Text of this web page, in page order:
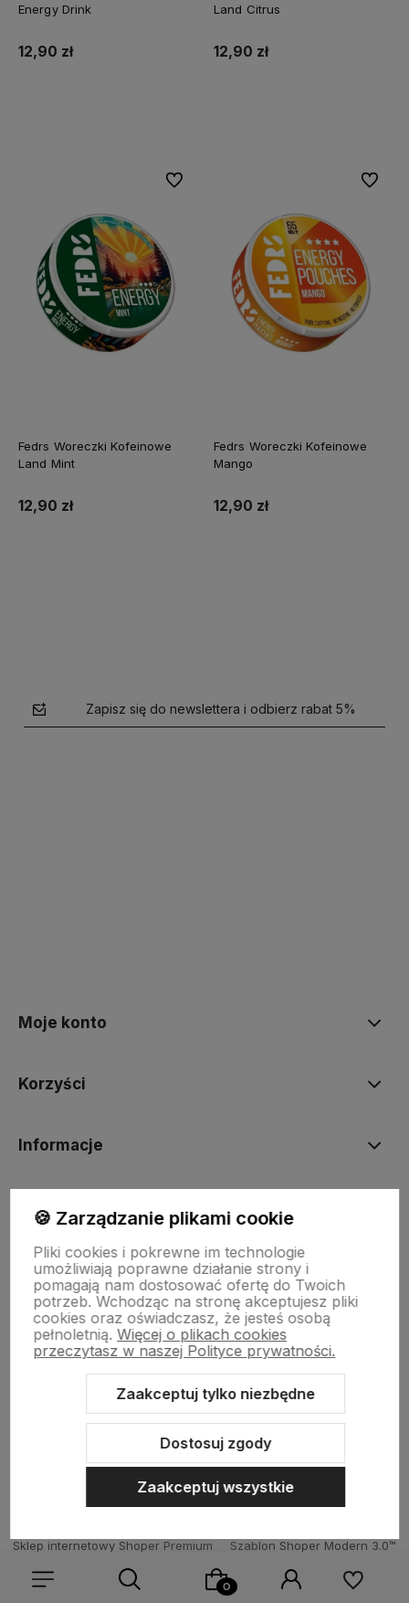
Energy Drink
12,90 zł
Land Citrus
12,90 zł
Fedrs Woreczki Kofeinowe
Land Mint
12,90 zł
Do ulubionych
Fedrs Woreczki Kofeinowe
Mango
12,90 zł
Do
Zapisz się do newslettera i odbierz rabat 5%
Moje konto
Korzyści
Informacje
BORN2VAPE.PL
Born To Vape|| Różana 2, 21-025 Niemce woj. lubelskie
NIP: 7141861133 || E:kontakt@born2vape.plT:665 744 477
by szoperski.pl
Sklep internetowy Shoper Premium
Szablon Shoper Modern 3.0™
🍪 Zarządzanie plikami cookie
Pliki cookies i pokrewne im technologie
umożliwiają poprawne działanie strony i
pomagają nam dostosować ofertę do Twoich
potrzeb. Wchodząc na stronę akceptujesz pliki
cookies oraz oświadczasz, że jesteś osobą
pełnoletnią. Więcej o plikach cookies
przeczytasz w naszej Polityce prywatności.
Zaakceptuj tylko niezbędne
Dostosuj zgody
Zaakceptuj wszystkie